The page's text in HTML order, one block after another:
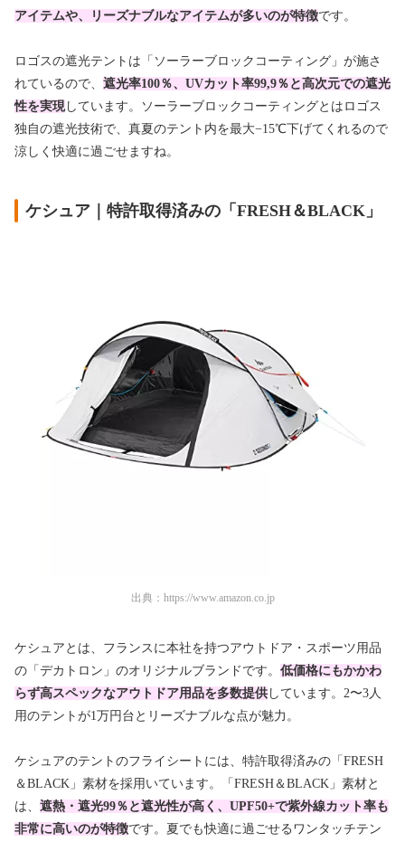
アイテムや、リーズナブルなアイテムが多いのが特徴です。
ロゴスの遮光テントは「ソーラーブロックコーティング」が施さ
れているので、 遮光率100％、UVカット率99,9％と高次元での遮光
性を実現しています。ソーラーブロックコーティングとはロゴス
独自の遮光技術で、真夏のテント内を最大−15℃下げてくれるので
涼しく快適に過ごせますね。
ケシュア｜特許取得済みの「FRESH＆BLACK」
出典： https://www.amazon.co.jp
ケシュアとは、フランスに本社を持つアウトドア・スポーツ用品
の「デカトロン」のオリジナルブランドです。 低価格にもかかわ
らず高スペックなアウトドア用品を多数提供 しています。2〜3人
用のテントが1万円台とリーズナブルな点が魅力。
ケシュアのテントのフライシートには、特許取得済みの「FRESH
＆BLACK」素材を採用いています。「FRESH＆BLACK」素材と
は、 遮熱・遮光99％と遮光性が高く、UPF50+で紫外線カット率も
非常に高いのが特徴です。夏でも快適に過ごせるワンタッチテン